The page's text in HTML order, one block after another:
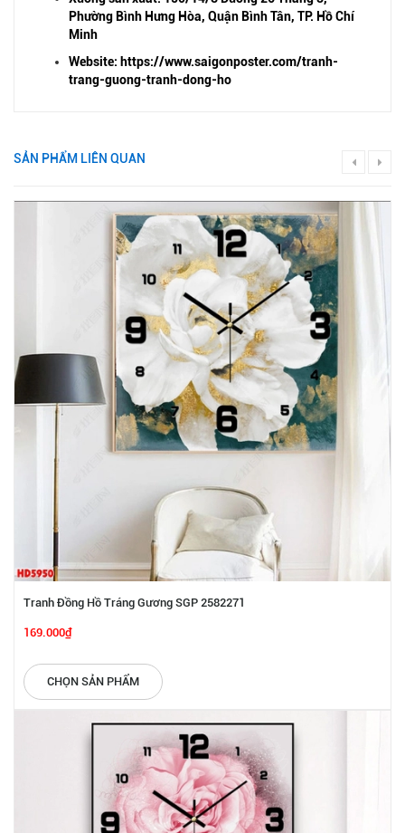
Phường Bình Hưng Hòa, Quận Bình Tân, TP. Hồ Chí
Minh
Website: https://www.saigonposter.com/tranh-
trang-guong-tranh-dong-ho
SẢN PHẨM LIÊN QUAN
Tranh Đồng Hồ Tráng Gương SGP 2582271
169.000₫
CHỌN SẢN PHẨM